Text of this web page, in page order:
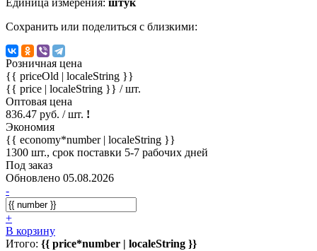
Сохранить или поделиться с близкими:
Розничная цена
{{ priceOld | localeString }}
{{ price | localeString }} / шт.
Оптовая цена
836.47 руб. / шт. !
Экономия
{{ economy*number | localeString }}
1300 шт., срок поставки 5-7 рабочих дней
Под заказ
Обновлено 05.08.2026
-
+
В корзину
Итого: {{ price*number | localeString }}